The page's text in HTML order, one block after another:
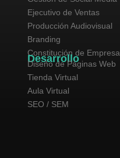
Ejecutivo de Ventas
Producción Audiovisual
Branding
Constitución de Empresa
Desarrollo
Diseño de Páginas Web
Tienda Virtual
Aula Virtual
SEO / SEM